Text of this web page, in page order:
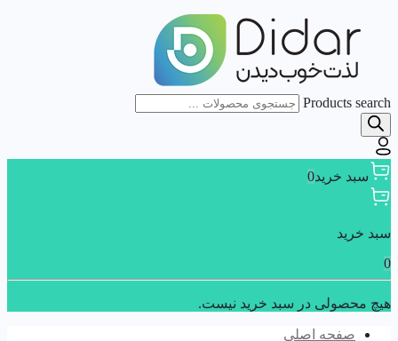
Products search
سبد خرید0
سبد خرید
0
هیچ محصولی در سبد خرید نیست.
صفحه اصلی